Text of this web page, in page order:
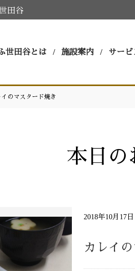
田谷
世田谷とは 施設案内 サービ
イのマスタード焼き
本日の
2018年10月17日
カレイ